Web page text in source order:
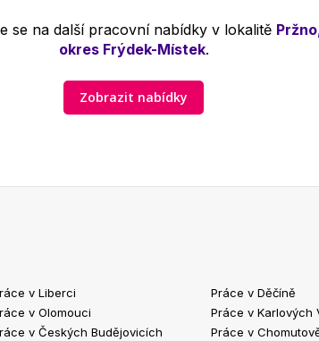
se na další pracovní nabídky v lokalitě
okres Frýdek-Místek.
Zobrazit nabídky
v Liberci
v Olomouci
v Českých Budějovicích
Práce v Děčíně
Práce v Karlových
Práce v